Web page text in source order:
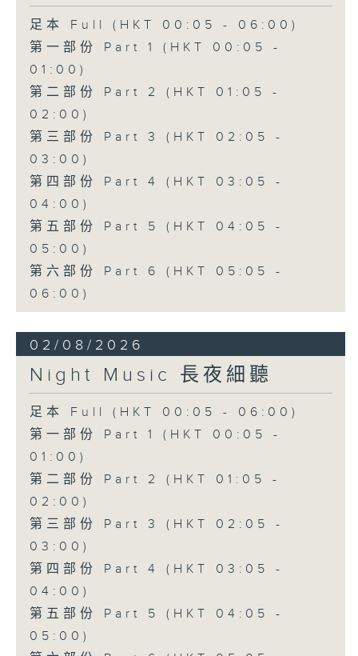
足本 Full (HKT 00:05 - 06:00)
第一部份 Part 1 (HKT 00:05 -
01:00)
第二部份 Part 2 (HKT 01:05 -
02:00)
第三部份 Part 3 (HKT 02:05 -
03:00)
第四部份 Part 4 (HKT 03:05 -
04:00)
第五部份 Part 5 (HKT 04:05 -
05:00)
第六部份 Part 6 (HKT 05:05 -
06:00)
02/08/2026
Night Music 長夜細聽
足本 Full (HKT 00:05 - 06:00)
第一部份 Part 1 (HKT 00:05 -
01:00)
第二部份 Part 2 (HKT 01:05 -
02:00)
第三部份 Part 3 (HKT 02:05 -
03:00)
第四部份 Part 4 (HKT 03:05 -
04:00)
第五部份 Part 5 (HKT 04:05 -
05:00)